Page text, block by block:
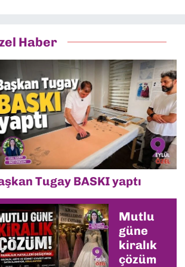
Haber
Tugay BASKI yaptı
Mutlu
güne
kiralık
çözüm